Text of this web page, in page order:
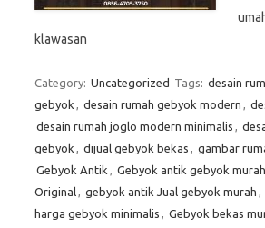
klawasan
Category: Uncategorized Tags: desain
gebyok , desain rumah gebyok modern ,
desain rumah joglo modern minimalis ,
gebyok , dijual gebyok bekas , gambar
Gebyok Antik , Gebyok antik gebyok murah
Original, gebyok antik Jual gebyok murah ,
harga gebyok minimalis , Gebyok bekas